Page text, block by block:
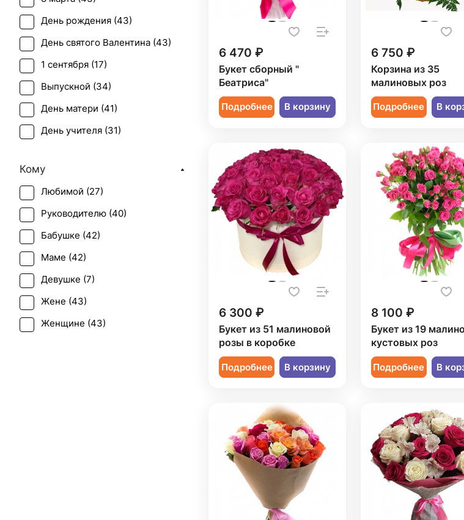
6 470 ₽
Букет сборный "
Беатриса"
Подробнее В корзину
6 750 ₽
Корзина из 35
малиновых роз
Подробнее В
6 300 ₽
Букет из 51 малиновой
розы в коробке
Подробнее В корзину
8 100 ₽
Букет из 19
кустовых роз
Подробнее В
День рождения (43)
День святого Валентина (43)
1 сентября (17)
Выпускной (34)
День матери (41)
День учителя (31)
Последний звонок (
Рождение ребенка (
Свадьба (1)
Татьянин день (
Юбилей (34
Кому
Любимой (27)
Руководителю (40)
Бабушке (42)
Маме (42)
Девушке (7)
Жене (43)
Женщине (43)